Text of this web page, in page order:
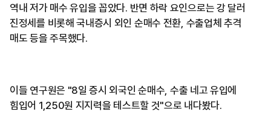
역내 저가 매수 유입을 꼽았다. 반면 하락 요인으로는 강 달러
진정세를 비롯해 국내증시 외인 순매수 전환, 수출업체 추격
매도 등을 주목했다.
이들 연구원은 "8일 증시 외국인 순매수, 수출 네고 유입에
힘입어 1,250원 지지력을 테스트할 것"으로 내다봤다.